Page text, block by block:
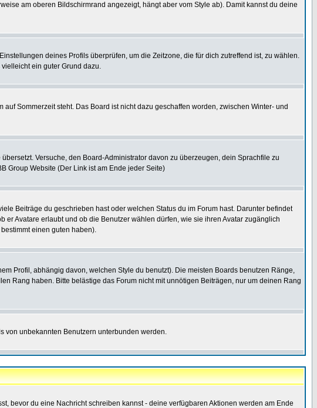
am oberen Bildschirmrand angezeigt, hängt aber vom Style ab). Damit kannst du deine
deines Profils überprüfen, um die Zeitzone, die für dich zutreffend ist, zu wählen.
ein guter Grund dazu.
Sommerzeit steht. Das Board ist nicht dazu geschaffen worden, zwischen Winter- und
Versuche, den Board-Administrator davon zu überzeugen, dein Sprachfile zu
Group Website (Der Link ist am Ende jeder Seite)
Beiträge du geschrieben hast oder welchen Status du im Forum hast. Darunter befindet
Avatare erlaubt und ob die Benutzer wählen dürfen, wie sie ihren Avatar zugänglich
einen guten haben).
Profil, abhängig davon, welchen Style du benutzt). Die meisten Boards benutzen Ränge,
Rang haben. Bitte belästige das Forum nicht mit unnötigen Beiträgen, nur um deinen Rang
von unbekannten Benutzern unterbunden werden.
bevor du eine Nachricht schreiben kannst - deine verfügbaren Aktionen werden am Ende